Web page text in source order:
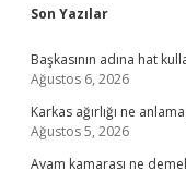
Sidebar
Son Yazılar
Başkasının adına hat
Ağustos 6, 2026
Karkas ağırlığı ne
Ağustos 5, 2026
Avam kamarası ne